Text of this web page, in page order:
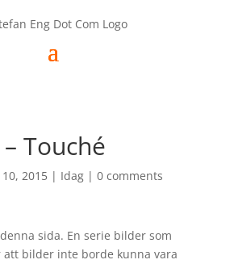
Touché
10, 2015| Idag| 0 comments
sida. En serie bilder som
att bilder inte borde kunna vara